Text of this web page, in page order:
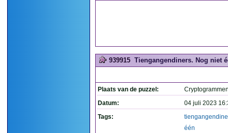
939915 Tiengangendiners. Nog niet
Plaats van de puzzel:
Datum:
04 juli 2023
Tags:
één